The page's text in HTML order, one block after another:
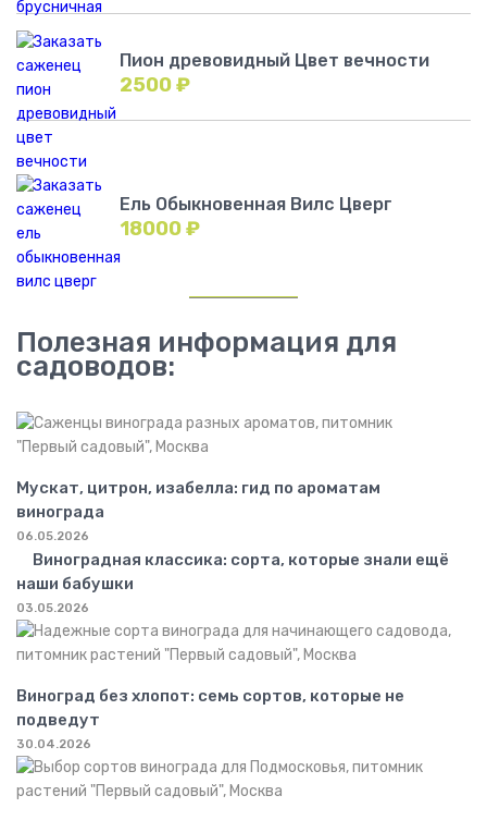
Пион древовидный Цвет вечности
2500₽
Ель Обыкновенная Вилс Цверг
18000₽
Полезная информация для
садоводов:
Мускат, цитрон, изабелла: гид по ароматам
винограда
06.05.2026
Виноградная классика: сорта, которые знали ещё
наши бабушки
03.05.2026
Виноград без хлопот: семь сортов, которые не
подведут
30.04.2026